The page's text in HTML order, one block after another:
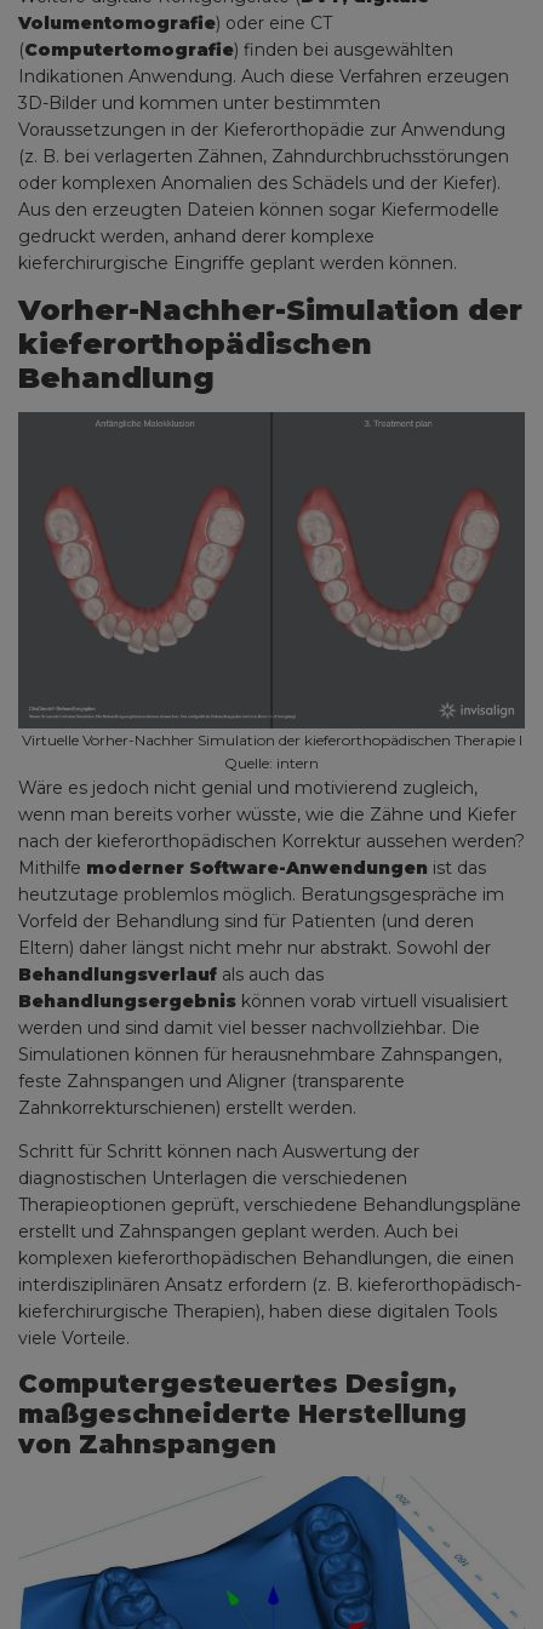
Volumentomografie) oder eine CT
(Computertomografie) finden bei ausgewählten
Indikationen Anwendung. Auch diese Verfahren erzeugen
3D-Bilder und kommen unter bestimmten
Voraussetzungen in der Kieferorthopädie zur Anwendung
(z. B. bei verlagerten Zähnen, Zahndurchbruchsstörungen
oder komplexen Anomalien des Schädels und der Kiefer).
Aus den erzeugten Dateien können sogar Kiefermodelle
gedruckt werden, anhand derer komplexe
kieferchirurgische Eingriffe geplant werden können.
Vorher-Nachher-Simulation der
kieferorthopädischen
Behandlung
Virtuelle Vorher-Nachher Simulation der kieferorthopädischen Therapie I
Quelle: intern
Wäre es jedoch nicht genial und motivierend zugleich,
wenn man bereits vorher wüsste, wie die Zähne und Kiefer
nach der kieferorthopädischen Korrektur aussehen werden?
Mithilfe moderner Software-Anwendungen ist das
heutzutage problemlos möglich. Beratungsgespräche im
Vorfeld der Behandlung sind für Patienten (und deren
Eltern) daher längst nicht mehr nur abstrakt. Sowohl der
Behandlungsverlauf als auch das
Behandlungsergebnis können vorab virtuell visualisiert
werden und sind damit viel besser nachvollziehbar. Die
Simulationen können für herausnehmbare Zahnspangen,
feste Zahnspangen und Aligner (transparente
Zahnkorrekturschienen) erstellt werden.
Schritt für Schritt können nach Auswertung der
diagnostischen Unterlagen die verschiedenen
Therapieoptionen geprüft, verschiedene Behandlungspläne
erstellt und Zahnspangen geplant werden. Auch bei
komplexen kieferorthopädischen Behandlungen, die einen
interdisziplinären Ansatz erfordern (z. B. kieferorthopädisch-
kieferchirurgische Therapien), haben diese digitalen Tools
viele Vorteile.
Computergesteuertes Design,
maßgeschneiderte Herstellung
von Zahnspangen